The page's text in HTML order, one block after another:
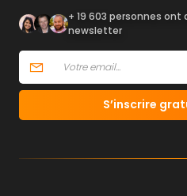
+ 19 603 personnes
newsletter
S’inscrire